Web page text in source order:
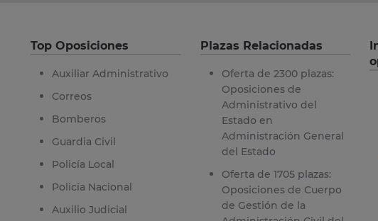
Top Oposiciones
Auxiliar Administrativo
Correos
Bomberos
Guardia Civil
Policía Local
Policía Nacional
Auxilio Judicial
Plazas Relacionadas
Oferta de 2300 plazas:
Oposiciones de
Administrativo del
Estado en
Administración General
del Estado
Oferta de 1705 plazas:
Oposiciones de Cuerpo
de Gestión de la